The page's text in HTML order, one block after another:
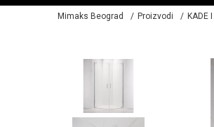
Mimaks Beograd Proizvodi KADE